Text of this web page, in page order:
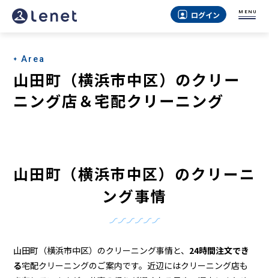
山
町
（横
浜
区）
の
ー
ニ
ログイン MENU
Area
山田町（横浜市中区）のクリー
ニング店＆宅配クリーニング
山田町（横浜市中区）のクリーニ
ング事情
山田町（横浜市中区）のクリーニング事情と、 24時間注文でき
る宅配クリーニングのご案内です。近辺にはクリーニング店も